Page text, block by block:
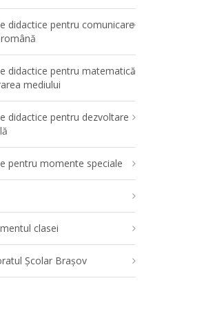
didactice pentru comunicare
didactice pentru matematică
mediului
didactice pentru dezvoltare
pentru momente speciale
clasei
Școlar Brașov